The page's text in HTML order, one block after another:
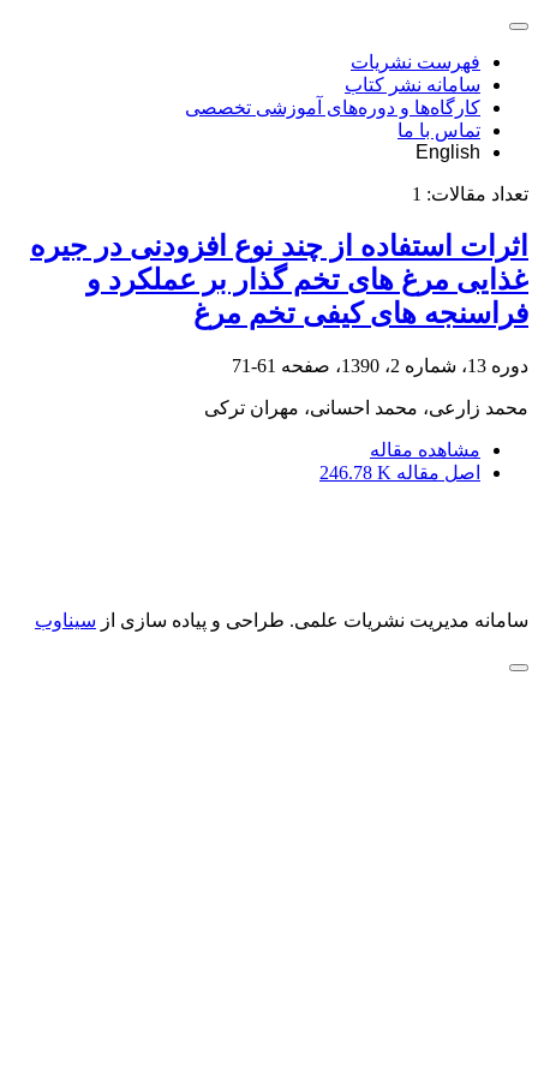
فهرست نشریات
سامانه نشر کتاب
کارگاه‌ها و دوره‌های آموزشی تخصصی
تماس با ما
English
تعداد مقالات: 1
اثرات استفاده از چند نوع افزودنی در جیره
غذایی مرغ های تخم گذار بر عملکرد و
فراسنجه های کیفی تخم مرغ
دوره 13، شماره 2، 1390، صفحه 61-71
محمد زارعی، محمد احسانی، مهران ترکی
مشاهده مقاله
اصل مقاله 246.78 K
سامانه مدیریت نشریات علمی. طراحی و پیاده سازی از سیناوب